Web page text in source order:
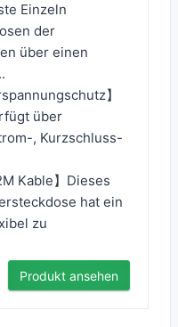
Einzeln
der
über einen
】
über
, Kurzschluss-
Kable】Dieses
hat ein
zu
Produkt ansehen